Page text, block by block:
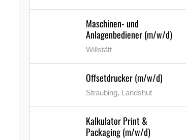
Maschinen- und
Anlagenbediener (m/w/d)
Willstätt
Offsetdrucker (m/w/d)
Straubing, Landshut
Kalkulator Print &
Packaging (m/w/d)